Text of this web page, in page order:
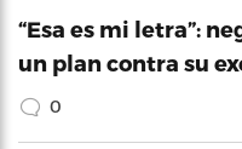
“Esa es mi letra”:
un plan contra su
0